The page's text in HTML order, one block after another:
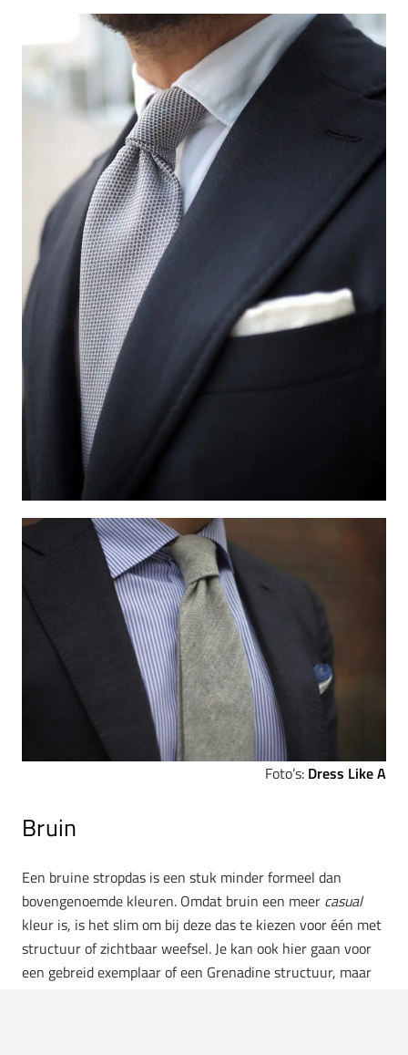
Foto’s: Dress Like A
Bruin
Een bruine stropdas is een stuk minder formeel dan
bovengenoemde kleuren. Omdat bruin een meer casual
kleur is, is het slim om bij deze das te kiezen voor één met
structuur of zichtbaar weefsel. Je kan ook hier gaan voor
een gebreid exemplaar of een Grenadine structuur, maar